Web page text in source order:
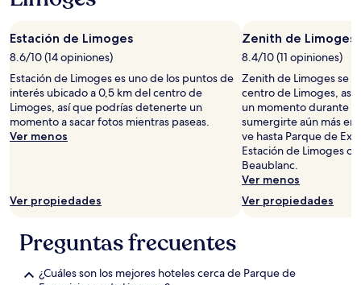
1
noche
para
2
adultos.
Los
precios
y
sujetos
Aplican
adicionales.
Estación de Limoges
8.6/10 (14 opiniones)
Estación de Limoges es uno de los puntos de
interés ubicado a 0,5 km del centro de
Limoges, así que podrías detenerte un
momento a sacar fotos mientras paseas.
Ver menos
Ver propiedades
Zenith de Limoges
8.4/10 (11 opiniones)
Zenith de Limoges se
centro de Limoges, así
un momento durante
sumergirte aún más en
ve hasta Parque de
Estación de Limoges o
Beaublanc.
Ver menos
Ver propiedades
Preguntas frecuentes
¿Cuáles son los mejores hoteles cerca de Parque de